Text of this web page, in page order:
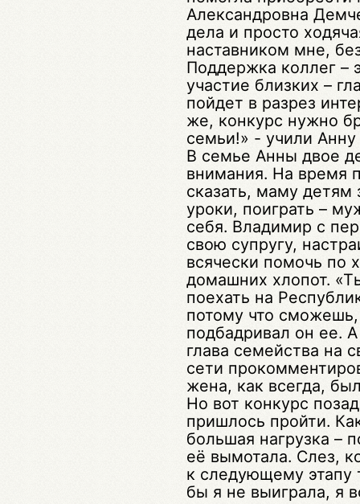
Александровна
дела и просто
наставником мне,
Поддержка коллег –
участие близких –
пойдет в разрез
же, конкурс нужно
семьи!» - учили
В семье Анны двое
внимания. На время
сказать, маму детям
уроки, поиграть –
себя. Владимир с
свою супругу,
всячески помочь по
домашних хлопот.
поехать на
потому что
подбадривал он ее.
глава семейства на
сети
жена, как всегда,
Но вот конкурс
пришлось пройти.
большая нагрузка –
её вымотала. Слез,
к следующему этапу
бы я не выиграла, я